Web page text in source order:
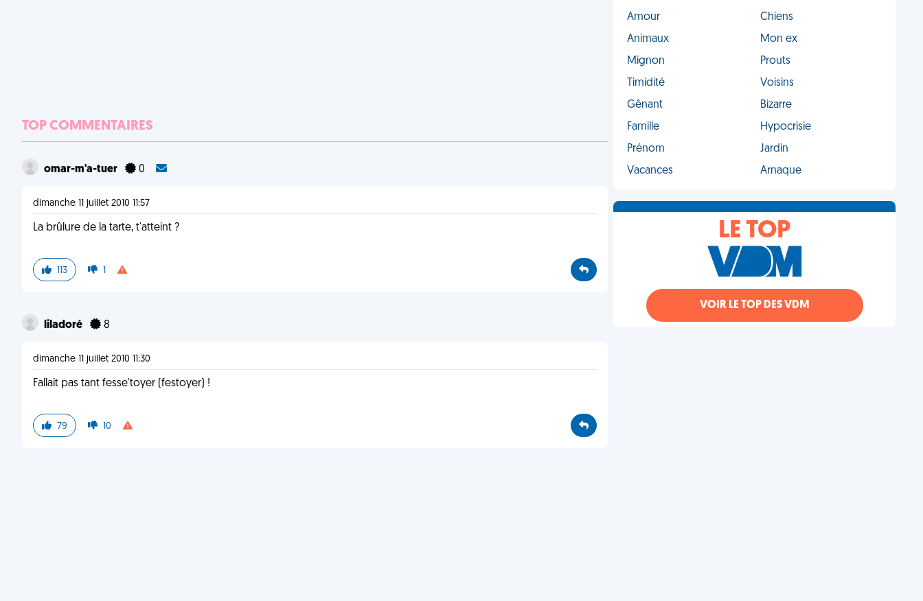
TOP COMMENTAIRES
omar-m'a-tuer 0
dimanche 11 juillet 2010 11:57
La brûlure de la tarte, t'atteint ?
113 1
liladoré 8
dimanche 11 juillet 2010 11:30
Fallait pas tant fesse'toyer (festoyer) !
79 10
Amour
Chiens
Animaux
Mon ex
Mignon
Prouts
Timidité
Voisins
Gênant
Bizarre
Famille
Hypocrisie
Prénom
Jardin
Vacances
Arnaque
LE TOP
VOIR LE TOP DES VDM